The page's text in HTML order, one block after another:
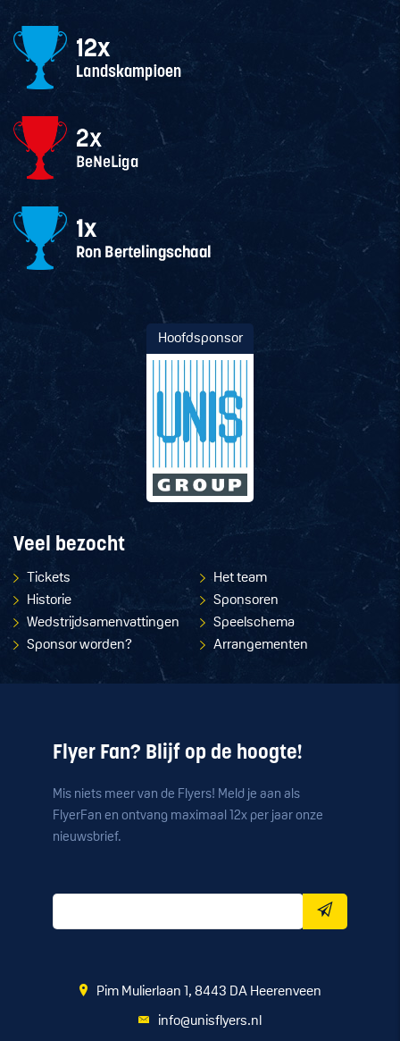
Hoofdsponsor
Veel bezocht
Tickets
Het team
Historie
Sponsoren
Wedstrijdsamenvattingen
Speelschema
Sponsor worden?
Arrangementen
Flyer Fan? Blijf op de hoogte!
Mis niets meer van de Flyers! Meld je aan als
FlyerFan en ontvang maximaal 12x per jaar onze
nieuwsbrief.
Pim Mulierlaan 1, 8443 DA Heerenveen
info@unisflyers.nl